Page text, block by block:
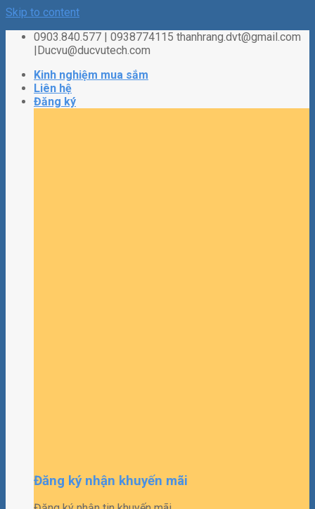
Skip to content
0903.840.577 | 0938774115 thanhrang.dvt@gmail.com
|Ducvu@ducvutech.com
Kinh nghiệm mua sắm
Liên hệ
Đăng ký
Đăng ký nhận khuyến mãi